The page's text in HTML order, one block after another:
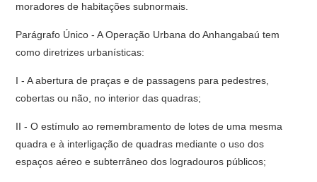
moradores de habitações subnormais.
Parágrafo Único - A Operação Urbana do Anhangabaú tem
como diretrizes urbanísticas:
I - A abertura de praças e de passagens para pedestres,
cobertas ou não, no interior das quadras;
II - O estímulo ao remembramento de lotes de uma mesma
quadra e à interligação de quadras mediante o uso dos
espaços aéreo e subterrâneo dos logradouros públicos;